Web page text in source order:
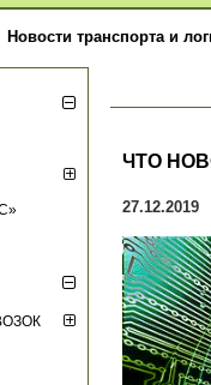
Новости транспорта и
ЧТО
27.12.2019